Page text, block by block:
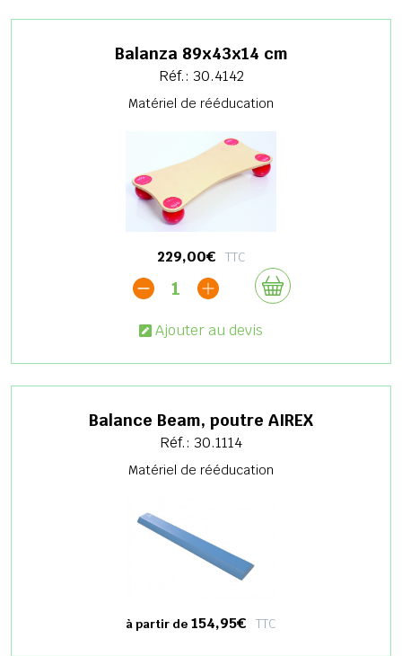
Balanza 89x43x14 cm
Réf.: 30.4142
Matériel de rééducation
229,00€ TTC
1
Ajouter au devis
Balance Beam, poutre AIREX
Réf.: 30.1114
Matériel de rééducation
à partir de 154,95€ TTC